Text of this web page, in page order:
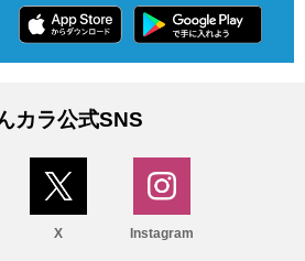
カラ公式SNS
X Instagram